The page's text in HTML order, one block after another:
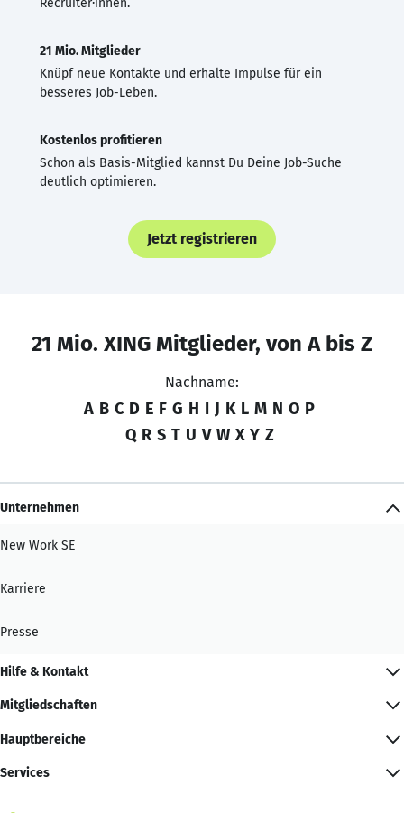
21 Mio. Mitglieder
Knüpf neue Kontakte und erhalte Impulse für ein
besseres Job-Leben.
Kostenlos profitieren
Schon als Basis-Mitglied kannst Du Deine Job-Suche
deutlich optimieren.
Jetzt registrieren
21 Mio. XING Mitglieder, von A bis Z
Nachname:
A B C D E F G H I J K L M N O P
Q R S T U V W X Y Z
Unternehmen
New Work SE
Karriere
Presse
Hilfe & Kontakt
Mitgliedschaften
Hauptbereiche
Services